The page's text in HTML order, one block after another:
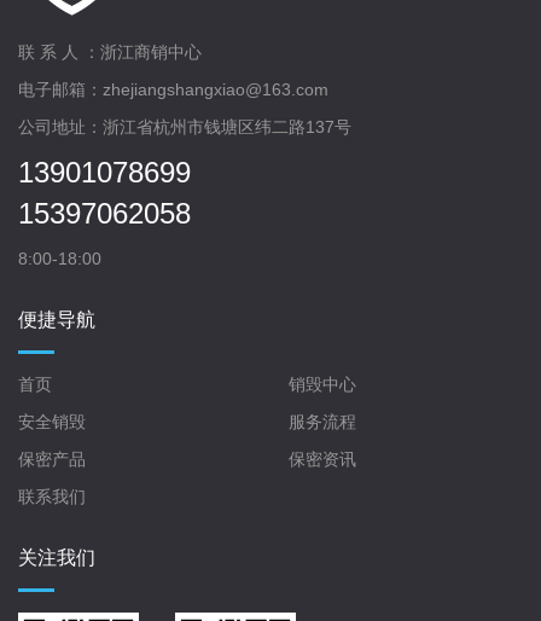
联 系 人 ：浙江商销中心
电子邮箱：zhejiangshangxiao@163.com
公司地址：浙江省杭州市钱塘区纬二路137号
13901078699
15397062058
8:00-18:00
便捷导航
首页
销毁中心
安全销毁
服务流程
保密产品
保密资讯
联系我们
关注我们